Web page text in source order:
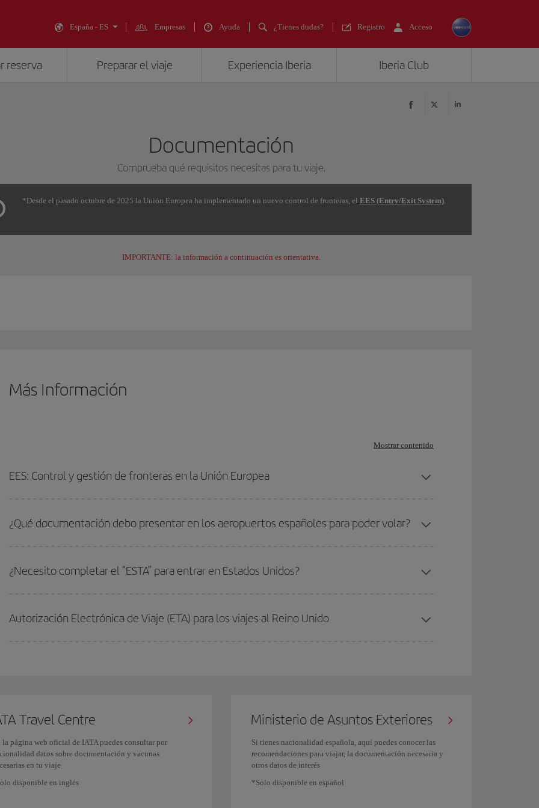
España - ES Empresas Ayuda ¿Tienes dudas? Registro Acceso
reserva Preparar el viaje Experiencia Iberia Iberia Club
Documentación
Comprueba qué requisitos necesitas para tu viaje.
*Desde el pasado octubre de 2025 la Unión Europea ha implementado un nuevo control de fronteras, el EES (Entry/Exit System).
IMPORTANTE: la información a continuación es orientativa.
Más Información
Mostrar contenido
EES: Control y gestión de fronteras en la Unión Europea
¿Qué documentación debo presentar en los aeropuertos españoles para poder volar?
¿Necesito completar el “ESTA” para entrar en Estados Unidos?
Autorización Electrónica de Viaje (ETA) para los viajes al Reino Unido
Travel Centre
la página web oficial de IATA puedes consultar por
datos sobre documentación y vacunas
en tu viaje
disponible en inglés
Ministerio de Asuntos Exteriores
Si tienes nacionalidad española, aquí puedes conocer las
recomendaciones para viajar, la documentación necesaria y
otros datos de interés
*Solo disponible en español